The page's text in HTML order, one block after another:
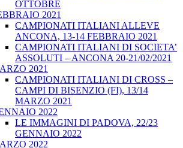
OTTOBRE
2021
CAMPIONATI ITALIANI ALLEVE
ANCONA, 13-14 FEBBRAIO 2021
CAMPIONATI ITALIANI DI SOCIETA’
ASSOLUTI – ANCONA 20-21/02/2021
2021
CAMPIONATI ITALIANI DI CROSS –
CAMPI DI BISENZIO (FI), 13/14
MARZO 2021
2022
LE IMMAGINI DI PADOVA, 22/23
GENNAIO 2022
2022